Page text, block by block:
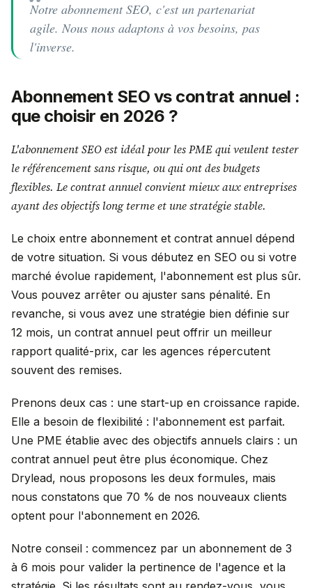
Notre abonnement SEO, c'est un partenariat
agile. Nous nous adaptons à vos besoins, pas
l'inverse.
Abonnement SEO vs contrat annuel :
que choisir en 2026 ?
L'abonnement SEO est idéal pour les PME qui veulent tester
le référencement sans risque, ou qui ont des budgets
flexibles. Le contrat annuel convient mieux aux entreprises
ayant des objectifs long terme et une stratégie stable.
Le choix entre abonnement et contrat annuel dépend
de votre situation. Si vous débutez en SEO ou si votre
marché évolue rapidement, l'abonnement est plus sûr.
Vous pouvez arrêter ou ajuster sans pénalité. En
revanche, si vous avez une stratégie bien définie sur
12 mois, un contrat annuel peut offrir un meilleur
rapport qualité-prix, car les agences répercutent
souvent des remises.
Prenons deux cas : une start-up en croissance rapide.
Elle a besoin de flexibilité : l'abonnement est parfait.
Une PME établie avec des objectifs annuels clairs : un
contrat annuel peut être plus économique. Chez
Drylead, nous proposons les deux formules, mais
nous constatons que 70 % de nos nouveaux clients
optent pour l'abonnement en 2026.
Notre conseil : commencez par un abonnement de 3
à 6 mois pour valider la pertinence de l'agence et la